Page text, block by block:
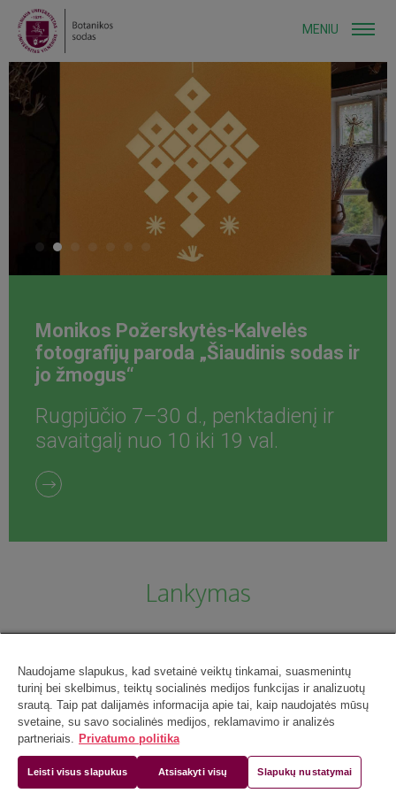
MENIU
Monikos Požerskytės-Kalvelės
fotografijų paroda „Šiaudinis sodas ir
jo žmogus“
Rugpjūčio 7–30 d., penktadienį ir
savaitgalį nuo 10 iki 19 val.
Lankymas
Naudojame slapukus, kad svetainė veiktų tinkamai, suasmenintų
turinį bei skelbimus, teiktų socialinės medijos funkcijas ir analizuotų
srautą. Taip pat dalijamės informacija apie tai, kaip naudojatės mūsų
svetaine, su savo socialinės medijos, reklamavimo ir analizės
partneriais. Privatumo politika
Leisti visus slapukus Atsisakyti visų Slapukų nustatymai